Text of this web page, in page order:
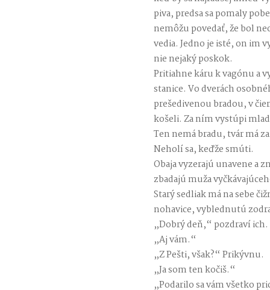
piva, predsa sa pomaly
nemôžu povedať, že bol
vedia. Jedno je isté, on im
nie nejaký poskok.
Pritiahne káru k vagónu a
stanice. Vo dverách
prešedivenou bradou, v
košeli. Za ním vystúpi
Ten nemá bradu, tvár má
Neholí sa, keďže smúti.
Obaja vyzerajú unavene a
zbadajú muža
Starý sedliak má na sebe
nohavice, vyblednutú
„Dobrý deň,“ pozdraví ich.
„Aj vám.“
„Z Pešti, však?“ Prikývnu.
„Ja som ten kočiš.“
„Podarilo sa vám všetko